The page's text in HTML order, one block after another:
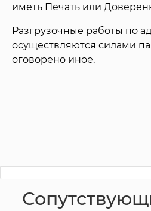
иметь Печать или
Разгрузочные работы по
осуществляются силами
оговорено иное.